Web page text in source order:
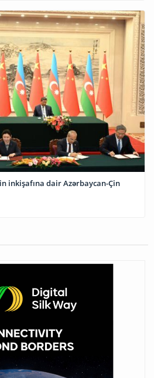
inkişafına dair Azərbaycan-Çin